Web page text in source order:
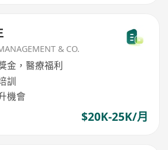
& CO.
金，醫療福利
訓
機會
$20K-25K/月